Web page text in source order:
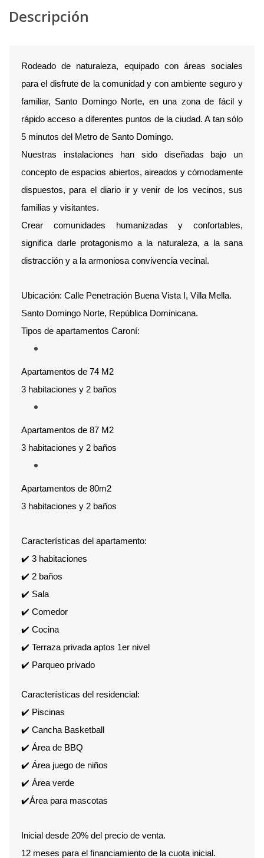
Descripción
Rodeado de naturaleza, equipado con áreas sociales
para el disfrute de la comunidad y con ambiente seguro y
familiar, Santo Domingo Norte, en una zona de fácil y
rápido acceso a diferentes puntos de la ciudad. A tan sólo
5 minutos del Metro de Santo Domingo.
Nuestras instalaciones han sido diseñadas bajo un
concepto de espacios abiertos, aireados y cómodamente
dispuestos, para el diario ir y venir de los vecinos, sus
familias y visitantes.
Crear comunidades humanizadas y confortables,
significa darle protagonismo a la naturaleza, a la sana
distracción y a la armoniosa convivencia vecinal.
Ubicación: Calle Penetración Buena Vista I, Villa Mella.
Santo Domingo Norte, República Dominicana.
Tipos de apartamentos Caroní:
Apartamentos de 74 M2
3 habitaciones y 2 baños
Apartamentos de 87 M2
3 habitaciones y 2 baños
Apartamentos de 80m2
3 habitaciones y 2 baños
Características del apartamento:
✔️ 3 habitaciones
✔️ 2 baños
✔️ Sala
✔️ Comedor
✔️ Cocina
✔️ Terraza privada aptos 1er nivel
✔️ Parqueo privado
Características del residencial:
✔️ Piscinas
✔️ Cancha Basketball
✔️ Área de BBQ
✔️ Área juego de niños
✔️ Área verde
✔️Área para mascotas
Inicial desde 20% del precio de venta.
12 meses para el financiamiento de la cuota inicial.